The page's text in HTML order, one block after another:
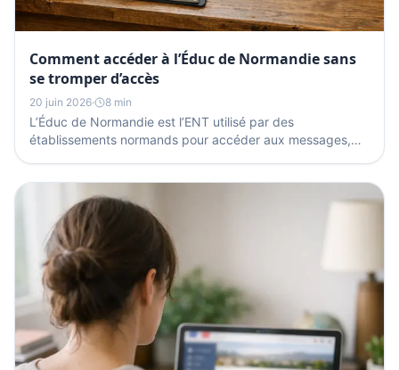
Comment accéder à l’Éduc de Normandie sans
se tromper d’accès
20 juin 2026· 8 min
L’Éduc de Normandie est l’ENT utilisé par des
établissements normands pour accéder aux messages,